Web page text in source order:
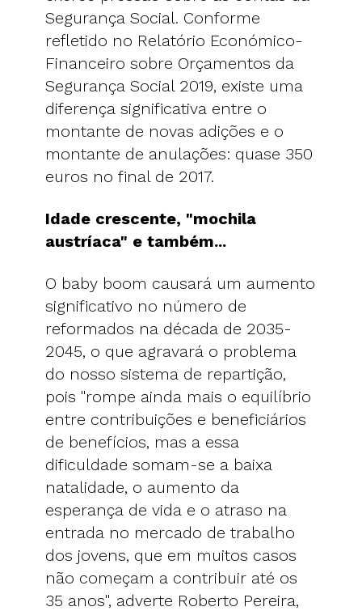
Segurança Social. Conforme
refletido no Relatório Económico-
Financeiro sobre Orçamentos da
Segurança Social 2019, existe uma
diferença significativa entre o
montante de novas adições e o
montante de anulações: quase 350
euros no final de 2017.
Idade crescente, "mochila
austríaca" e também...
O baby boom causará um aumento
significativo no número de
reformados na década de 2035-
2045, o que agravará o problema
do nosso sistema de repartição,
pois "rompe ainda mais o equilíbrio
entre contribuições e beneficiários
de benefícios, mas a essa
dificuldade somam-se a baixa
natalidade, o aumento da
esperança de vida e o atraso na
entrada no mercado de trabalho
dos jovens, que em muitos casos
não começam a contribuir até os
35 anos", adverte Roberto Pereira,